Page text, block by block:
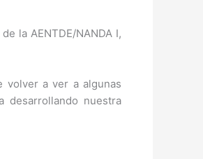
la AENTDE/NANDA I,
volver a ver a algunas
desarrollando nuestra